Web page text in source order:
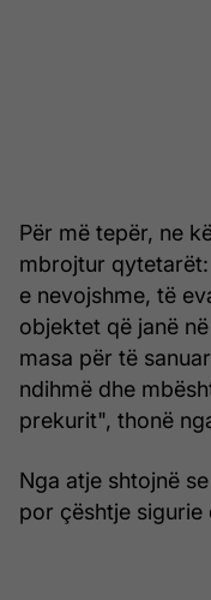
Për më tepër, ne
mbrojtur qytetarët:
e nevojshme, të
objektet që janë
masa për të
ndihmë dhe
prekurit", thonë
Nga atje shtojnë
por çështje sigurie